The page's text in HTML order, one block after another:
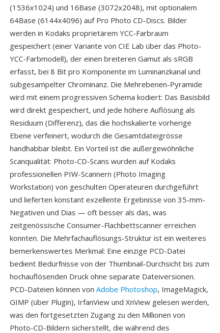
(1536x1024) und 16Base (3072x2048), mit optionalem
64Base (6144x4096) auf Pro Photo CD-Discs. Bilder
werden in Kodaks proprietärem YCC-Farbraum
gespeichert (einer Variante von CIE Lab über das Photo-
YCC-Farbmodell), der einen breiteren Gamut als sRGB
erfasst, bei 8 Bit pro Komponente im Luminanzkanal und
subgesampelter Chrominanz. Die Mehrebenen-Pyramide
wird mit einem progressiven Schema kodiert: Das Basisbild
wird direkt gespeichert, und jede höhere Auflösung als
Residuum (Differenz), das die hochskalierte vorherige
Ebene verfeinert, wodurch die Gesamtdateigrösse
handhabbar bleibt. Ein Vorteil ist die außergewöhnliche
Scanqualität: Photo-CD-Scans wurden auf Kodaks
professionellen PIW-Scannern (Photo Imaging
Workstation) von geschulten Operateuren durchgeführt
und lieferten konstant exzellente Ergebnisse von 35-mm-
Negativen und Dias — oft besser als das, was
zeitgenössische Consumer-Flachbettscanner erreichen
konnten. Die Mehrfachauflösungs-Struktur ist ein weiteres
bemerkenswertes Merkmal: Eine einzige PCD-Datei
bedient Bedürfnisse von der Thumbnail-Durchsicht bis zum
hochauflösenden Druck ohne separate Dateiversionen.
PCD-Dateien können von Adobe Photoshop, ImageMagick,
GIMP (über Plugin), IrfanView und XnView gelesen werden,
was den fortgesetzten Zugang zu den Millionen von
Photo-CD-Bildern sicherstellt, die während des